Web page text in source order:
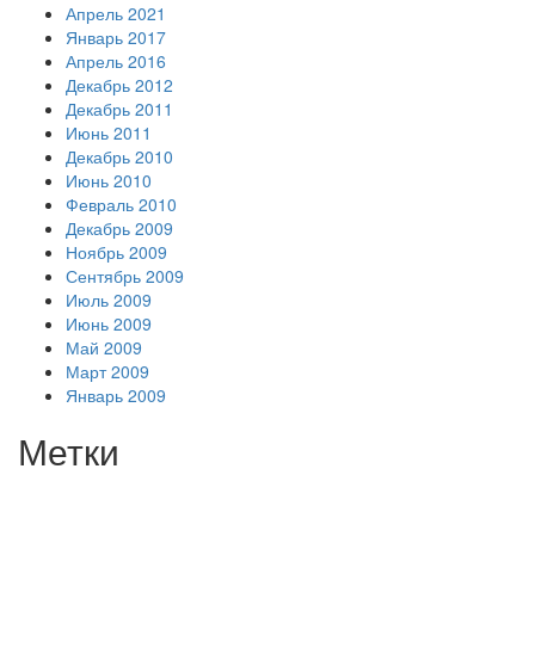
Апрель 2021
Январь 2017
Апрель 2016
Декабрь 2012
Декабрь 2011
Июнь 2011
Декабрь 2010
Июнь 2010
Февраль 2010
Декабрь 2009
Ноябрь 2009
Сентябрь 2009
Июль 2009
Июнь 2009
Май 2009
Март 2009
Январь 2009
Метки